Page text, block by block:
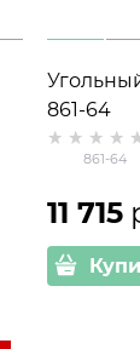
861-64
861-64
11 715